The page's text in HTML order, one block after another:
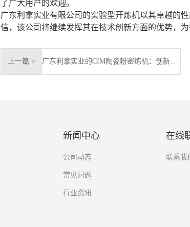
了广大用户的欢迎。
广东利拿实业有限公司的实验型开炼机以其卓越的
信，该公司将继续发挥其在技术创新方面的优势，
上一篇 > 广东利拿实业的CIM陶瓷粉密炼机：创新技术，提升生产效率
新闻中心
公司动态
常见问题
行业资讯
在线
联系我